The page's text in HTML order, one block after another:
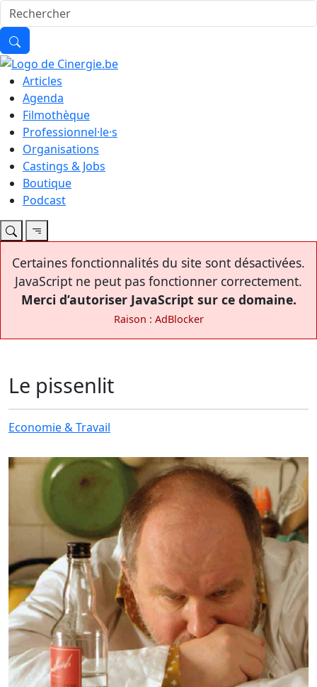
Articles
Agenda
Filmothèque
Professionnel·le·s
Organisations
Castings & Jobs
Boutique
Podcast
Certaines fonctionnalités du site sont désactivées.
JavaScript ne peut pas fonctionner correctement.
Merci d’autoriser JavaScript sur ce domaine.
Raison : AdBlocker
Le pissenlit
Economie & Travail